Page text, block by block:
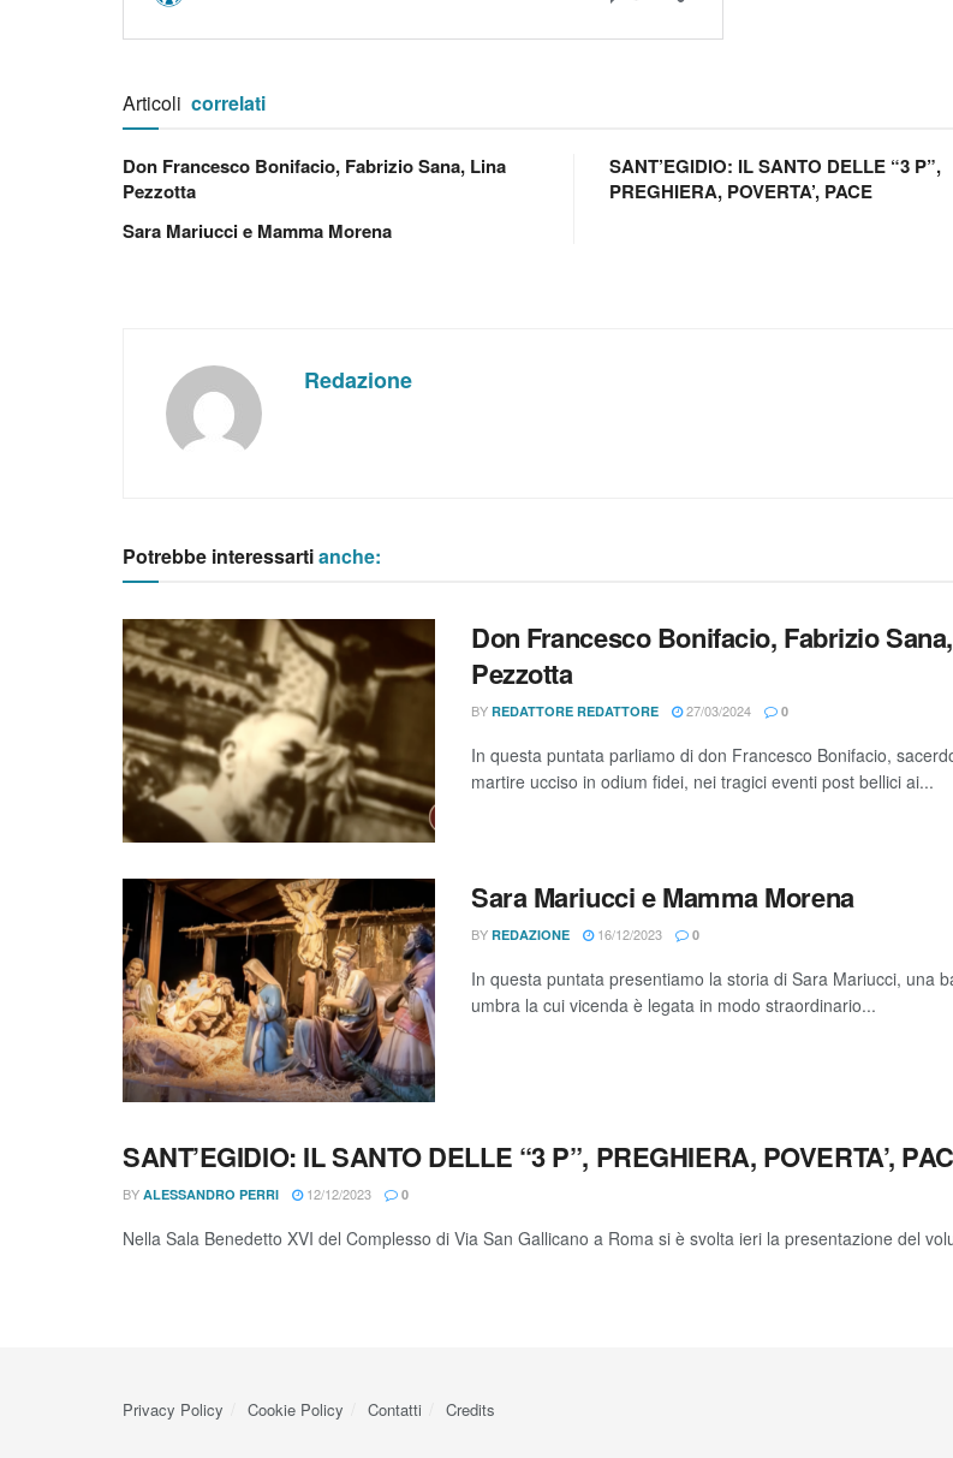
Articoli correlati
Don Francesco Bonifacio, Fabrizio Sana, Lina
Pezzotta
Sara Mariucci e Mamma Morena
SANT’EGIDIO: IL SANTO DELLE “3 P”,
PREGHIERA, POVERTA’, PACE
Redazione
Potrebbe interessartianche:
Don Francesco Bonifacio, Fabrizio
Pezzotta
BY REDATTORE REDATTORE 27/03/2024 0
In questa puntata parliamo di don Francesco Bonifacio,
martire ucciso in odium fidei, nei tragici eventi post bellici ai...
Sara Mariucci e Mamma Morena
BY REDAZIONE 16/12/2023 0
In questa puntata presentiamo la storia di Sara Mariucci, una
umbra la cui vicenda è legata in modo straordinario...
SANT’EGIDIO: IL SANTO DELLE “3 P”, PREGHIERA, POVERTA’,
BY ALESSANDRO PERRI 12/12/2023 0
Nella Sala Benedetto XVI del Complesso di Via San Gallicano a Roma si è svolta ieri la presentazione del
Privacy Policy Cookie Policy Contatti Credits